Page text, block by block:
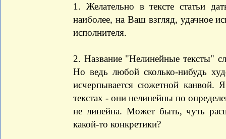
1. Желательно в тексте статьи
наиболее, на Ваш взгляд, удачное
исполнителя.
2. Название "Нелинейные тексты"
Но ведь любой сколько-нибудь
исчерпывается сюжетной
текстах - они нелинейны по
не линейна. Может быть, чуть
какой-то конкретики?